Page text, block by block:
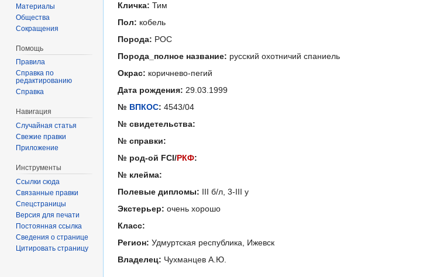
Кличка: Тим
Пол: кобель
Порода: РОС
Порода_полное название: русский охотничий спаниель
Окрас: коричнево-пегий
Дата рождения: 29.03.1999
№ ВПКОС: 4543/04
№ свидетельства:
№ справки:
№ род-ой FCI/РКФ:
№ клейма:
Полевые дипломы: III б/л, 3-III у
Экстерьер: очень хорошо
Класс:
Регион: Удмуртская республика, Ижевск
Владелец: Чухманцев А.Ю.
Материалы
Общества
Сокращения
Помощь
Правила
Справка по
редактированию
Справка
Навигация
Случайная статья
Свежие правки
Приложение
Инструменты
Ссылки сюда
Связанные правки
Спецстраницы
Версия для печати
Постоянная ссылка
Сведения о странице
Цитировать страницу